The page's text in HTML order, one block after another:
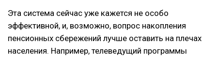
Эта система сейчас уже кажется не особо
эффективной, и, возможно, вопрос накопления
пенсионных сбережений лучше оставить на плечах
населения. Например, телеведущий программы